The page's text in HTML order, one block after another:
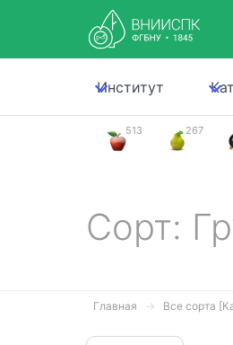
Институт
513 267
Сорт:
Главная Все сорта